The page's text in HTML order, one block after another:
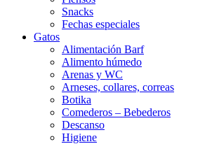
Snacks
Fechas especiales
Gatos
Alimentación Barf
Alimento húmedo
Arenas y WC
Arneses, collares, correas
Botika
Comederos – Bebederos
Descanso
Higiene